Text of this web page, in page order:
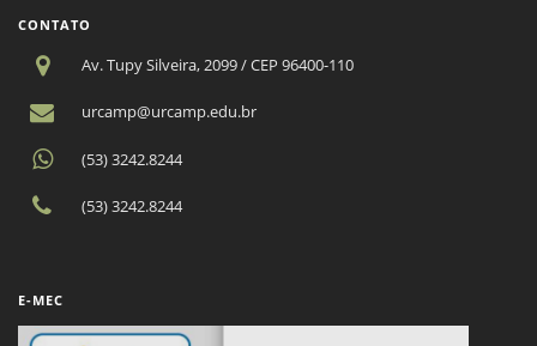
CONTATO
Av. Tupy Silveira, 2099 / CEP 96400-110
urcamp@urcamp.edu.br
(53) 3242.8244
(53) 3242.8244
E-MEC